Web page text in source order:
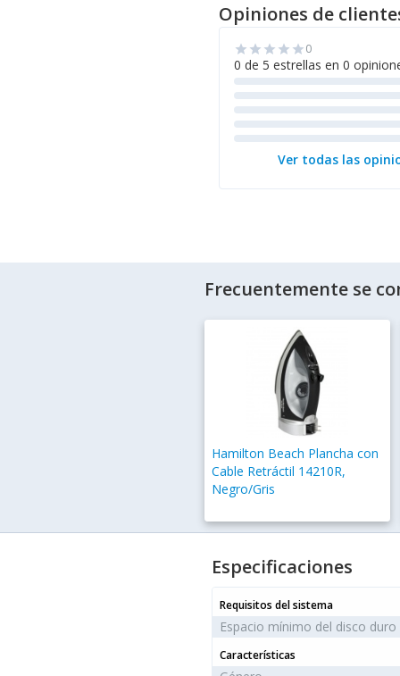
Opiniones de
star star star star star0
0 de 5 estrellas en 0
Ver todas las
Frecuentemente se
Hamilton Beach Plancha con
Cable Retráctil 14210R,
Negro/Gris
Especificaciones
Requisitos del sistema
Espacio mínimo del disco duro
Características